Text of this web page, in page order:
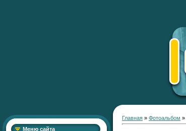
Меню сайта
Главная » Фотоальбом »